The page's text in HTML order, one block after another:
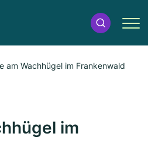
am Wachhügel im Frankenwald
im